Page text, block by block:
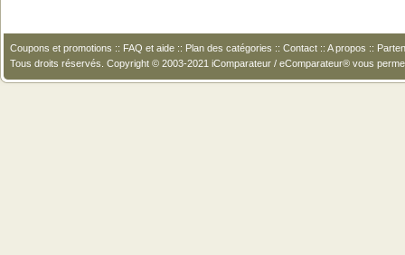
Coupons et promotions :: FAQ et aide :: Plan des catégories :: Contact :: A propos ::
Tous droits réservés. Copyright © 2003-2021 iComparateur / eComparateur® vous